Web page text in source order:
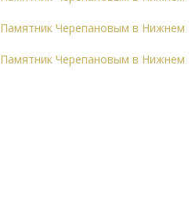
Памятник Черепановым в Нижнем
Памятник Черепановым в Нижнем